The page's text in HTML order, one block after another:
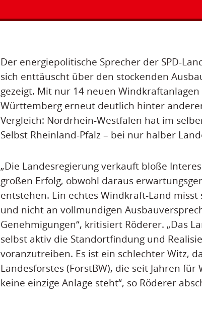
Der energiepolitische Sprecher der SPD-
sich enttäuscht über den stockenden
gezeigt. Mit nur 14 neuen
Württemberg erneut deutlich hinter
Vergleich: Nordrhein-Westfalen hat im
Selbst Rheinland-Pfalz – bei nur halber
„Die Landesregierung verkauft bloße
großen Erfolg, obwohl daraus
entstehen. Ein echtes Windkraft-Land
und nicht an vollmundigen
Genehmigungen“, kritisiert Röderer. „Das
selbst aktiv die Standortfindung und
voranzutreiben. Es ist ein schlechter Witz,
Landesforstes (ForstBW), die seit Jahren
keine einzige Anlage steht“, so Röderer